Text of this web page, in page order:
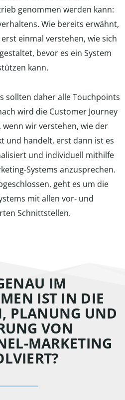
genommen werden kann:
Wie bereits erwähnt,
einmal verstehen, wie sich
bevor es ein System
kann.
sollten daher alle Touchpoints
wird die Customer Journey
wir verstehen, wie der
und handelt, erst dann ist es
und individuell mithilfe
Systems anzusprechen.
geht es um die
mit allen vor- und
Schnittstellen.
IM
IST IN DIE
PLANUNG UND
VON
MARKETING